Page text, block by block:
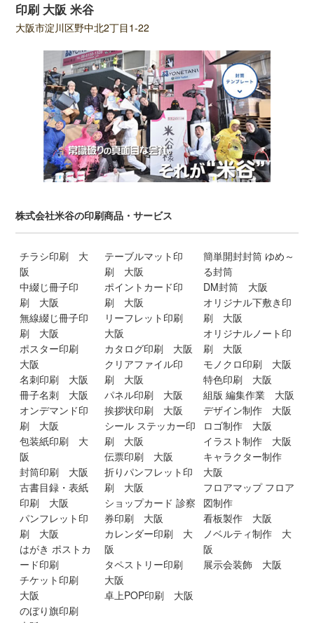
印刷 大阪 米谷
大阪市淀川区野中北2丁目1-22
株式会社米谷の印刷商品・サービス
チラシ印刷 大
阪
中綴じ冊子印
刷 大阪
無線綴じ冊子印
刷 大阪
ポスター印刷
大阪
名刺印刷 大阪
冊子名刺 大阪
オンデマンド印
刷 大阪
包装紙印刷 大
阪
封筒印刷 大阪
古書目録・表紙
印刷 大阪
パンフレット印
刷 大阪
はがき ポストカ
ード印刷
チケット印刷
大阪
のぼり旗印刷
テーブルマット印
刷 大阪
ポイントカード印
刷 大阪
リーフレット印刷
大阪
カタログ印刷 大阪
クリアファイル印
刷 大阪
パネル印刷 大阪
挨拶状印刷 大阪
シール ステッカー印
刷 大阪
伝票印刷 大阪
折りパンフレット印
刷 大阪
ショップカード 診察
券印刷 大阪
カレンダー印刷 大
阪
タペストリー印刷
大阪
卓上POP印刷 大阪
簡単開封封筒 ゆめ～
る封筒
DM封筒 大阪
オリジナル下敷き印
刷 大阪
オリジナルノート印
刷 大阪
モノクロ印刷 大阪
特色印刷 大阪
組版 編集作業 大阪
デザイン制作 大阪
ロゴ制作 大阪
イラスト制作 大阪
キャラクター制作
大阪
フロアマップ フロア
図制作
看板製作 大阪
ノベルティ制作 大
阪
展示会装飾 大阪